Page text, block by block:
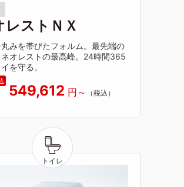
レストＮＸ
みを帯びたフォルム。最先端の
オレストの最高峰。24時間365
を守る。
549,612